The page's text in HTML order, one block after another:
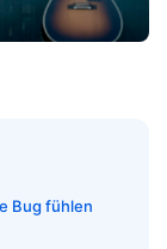
Bug fühlen